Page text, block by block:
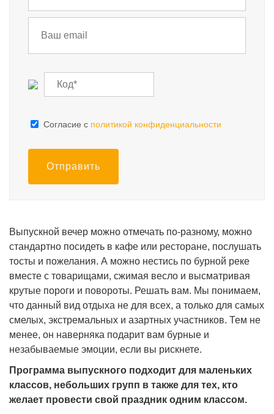
Cогласие с политикой конфиденциальности
Отправить
Выпускной вечер можно отмечать по-разному, можно
стандартно посидеть в кафе или ресторане, послушать
тосты и пожелания. А можно нестись по бурной реке
вместе с товарищами, сжимая весло и высматривая
крутые пороги и повороты. Решать вам. Мы понимаем,
что данный вид отдыха не для всех, а только для самых
смелых, экстремальных и азартных участников. Тем не
менее, он наверняка подарит вам бурные и
незабываемые эмоции, если вы рискнете.
Программа выпускного подходит для маленьких
классов, небольших групп в также для тех, кто
желает провести свой праздник одним классом.